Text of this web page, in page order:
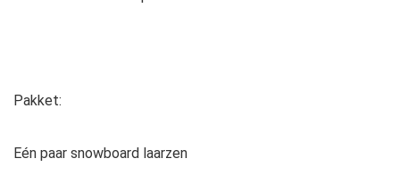
Pakket:
Eén paar snowboard laarzen